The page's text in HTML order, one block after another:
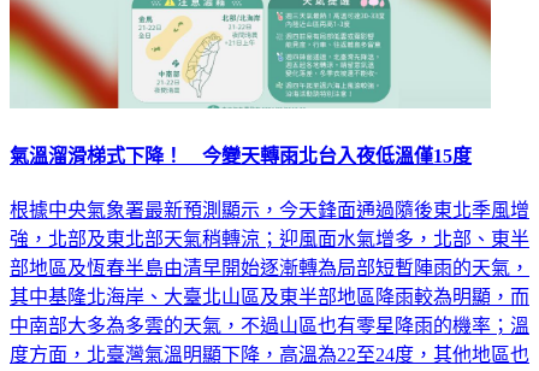
氣溫溜滑梯式下降！ 今變天轉雨北台入夜低溫僅15度
根據中央氣象署最新預測顯示，今天鋒面通過隨後東北季風增
強，北部及東北部天氣稍轉涼；迎風面水氣增多，北部、東半
部地區及恆春半島由清早開始逐漸轉為局部短暫陣雨的天氣，
其中基隆北海岸、大臺北山區及東半部地區降雨較為明顯，而
中南部大多為多雲的天氣，不過山區也有零星降雨的機率；溫
度方面，北臺灣氣溫明顯下降，高溫為22至24度，其他地區也